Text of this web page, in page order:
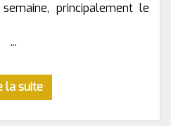
principalement le
...
la suite